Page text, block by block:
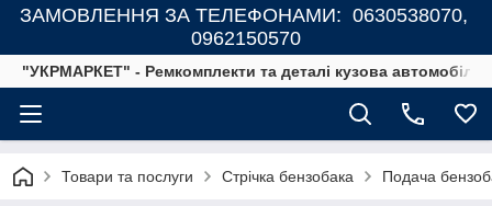
ЗАМОВЛЕННЯ ЗА ТЕЛЕФОНАМИ: 0630538070,
0962150570
"УКРМАРКЕТ" - Ремкомплекти та деталі кузова автомобілів
Товари та послуги Стрічка бензобака Подача